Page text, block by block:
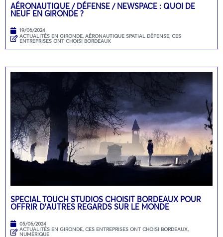
AÉRONAUTIQUE / DÉFENSE / NEWSPACE : QUOI DE
NEUF EN GIRONDE ?
19/06/2024
ACTUALITÉS EN GIRONDE, AÉRONAUTIQUE SPATIAL DÉFENSE, CES
ENTREPRISES ONT CHOISI BORDEAUX
SPECIAL TOUCH STUDIOS CHOISIT BORDEAUX POUR
OFFRIR D’AUTRES REGARDS SUR LE MONDE
05/06/2024
ACTUALITÉS EN GIRONDE, CES ENTREPRISES ONT CHOISI BORDEAUX,
NUMÉRIQUE